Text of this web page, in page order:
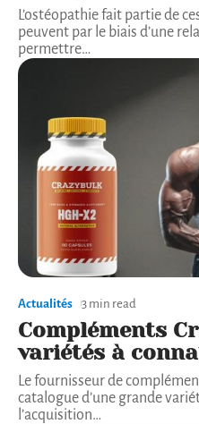
L’ostéopathie fait partie de
peuvent par le biais d’une
permettre…
Actualités 3 min read
Compléments
variétés à
Le fournisseur de
catalogue d’une grande
l’acquisition…